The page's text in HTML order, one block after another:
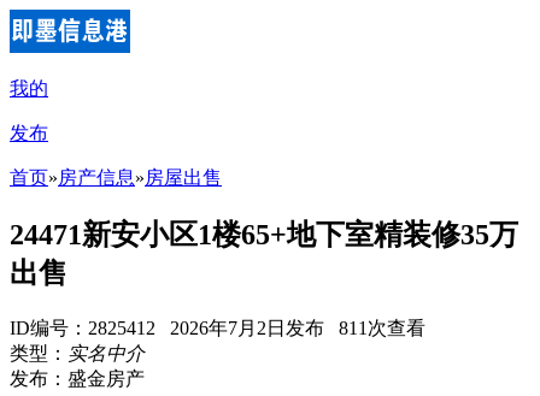
我的
发布
首页»房产信息»房屋出售
24471新安小区1楼65+地下室精装修35万
出售
ID编号：2825412 2026年7月2日发布 811次查看
类型： 实名中介
发布：盛金房产